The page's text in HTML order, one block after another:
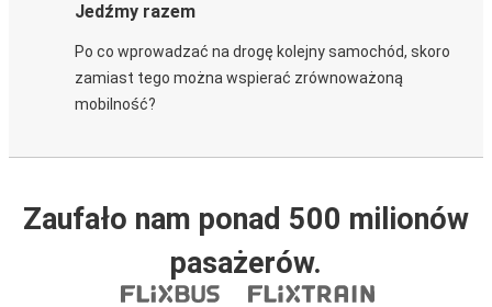
Jedźmy razem
Po co wprowadzać na drogę kolejny samochód, skoro
zamiast tego można wspierać zrównoważoną
mobilność?
Zaufało nam ponad 500 milionów
pasażerów.